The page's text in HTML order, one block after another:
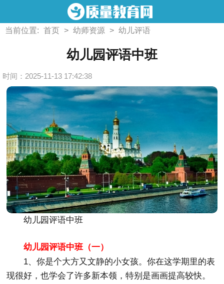
当前位置: 首页 > 幼师资源 > 幼儿评语
幼儿园评语中班
时间：2025-11-13 17:42:38
幼儿园评语中班
幼儿园评语中班（一）
1、你是个大方又文静的小女孩。你在这学期里的表
现很好，也学会了许多新本领，特别是画画提高较快。